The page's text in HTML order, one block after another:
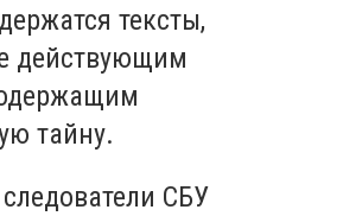
тексты,
действующим
тайну.
СБУ